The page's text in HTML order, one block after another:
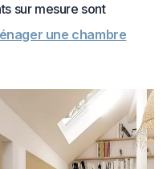
sur mesure sont
une chambre